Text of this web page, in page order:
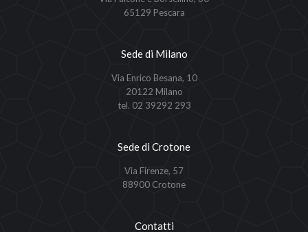
65129 Pescara
Sede di Milano
Via Enrico Besana, 10
20122 Milano
tel. 02 39292 293
Sede di Crotone
Via Firenze, 57
88900 Crotone
Contatti